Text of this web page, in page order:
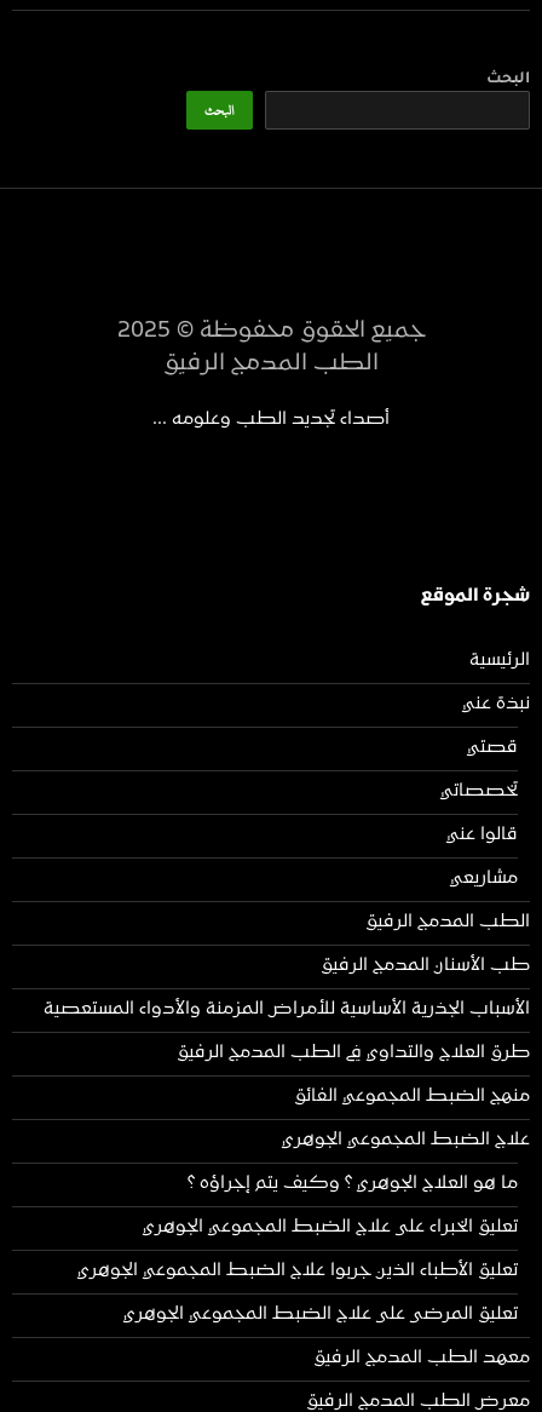
البحث
البحث
جميع الحقوق محفوظة © 2025
الطب المدمج الرفيق
أصداء تجديد الطب وعلومه ...
شجرة الموقع
الرئيسية
نبذة عني
قصتي
تخصصاتي
قالوا عني
مشاريعي
الطب المدمج الرفيق
طب الأسنان المدمج الرفيق
الأسباب الجذرية الأساسية للأمراض المزمنة والأدواء المستعصية
طرق العلاج والتداوي في الطب المدمج الرفيق
منهج الضبط المجموعي الفائق
علاج الضبط المجموعي الجوهري
ما هو العلاج الجوهري ؟ وكيف يتم إجراؤه ؟
تعليق الخبراء على علاج الضبط المجموعي الجوهري
تعليق الأطباء الذين جربوا علاج الضبط المجموعي الجوهري
تعليق المرضى على علاج الضبط المجموعي الجوهري
معهد الطب المدمج الرفيق
معرض الطب المدمج الرفيق